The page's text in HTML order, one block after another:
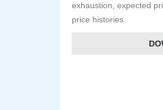
exhaustion, expected
price histories.